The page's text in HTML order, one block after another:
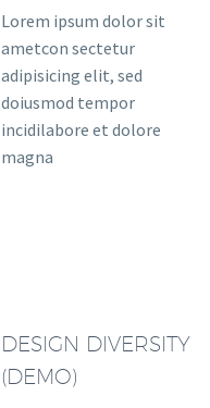
Lorem ipsum dolor sit
ametcon sectetur
adipisicing elit, sed
doiusmod tempor
incidilabore et dolore
magna
DESIGN DIVERSITY
(DEMO)